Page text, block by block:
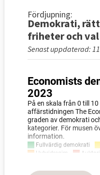
Fördjupning:
Demokrati,
friheter och val
Senast uppdaterad: